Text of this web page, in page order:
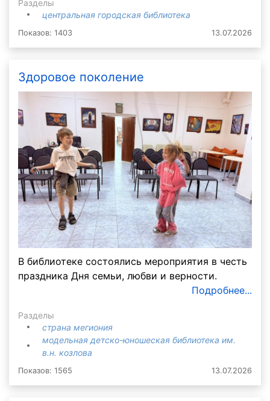
Разделы
центральная городская библиотека
Показов: 1403 13.07.2026
Здоровое поколение
В библиотеке состоялись мероприятия в честь
праздника Дня семьи, любви и верности.
Подробнее...
Разделы
страна мегиония
модельная детско-юношеская библиотека им.
в.н. козлова
Показов: 1565 13.07.2026